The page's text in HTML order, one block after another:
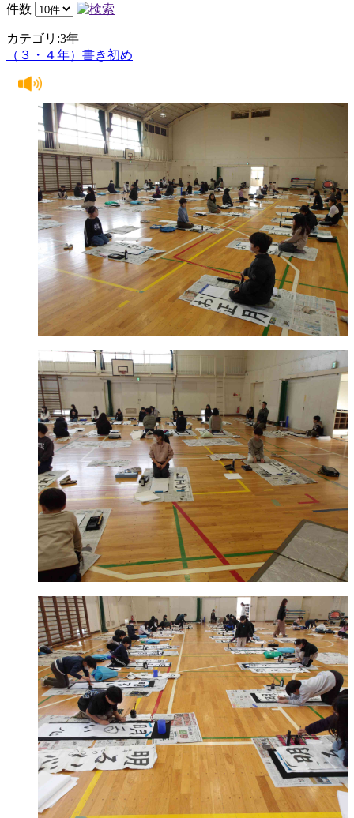
件数
カテゴリ:3年
（３・４年）書き初め